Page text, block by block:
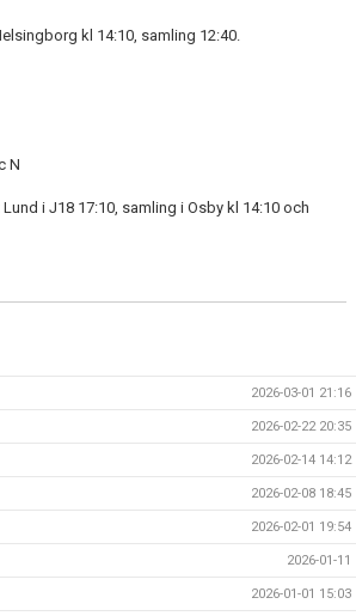
kl 14:10, samling 12:40.
N
i J18 17:10, samling i Osby kl 14:10 och
2026-03-01 21:16
2026-02-22 20:35
2026-02-14 14:12
2026-02-08 18:45
2026-02-01 19:54
2026-01-11
2026-01-01 15:03